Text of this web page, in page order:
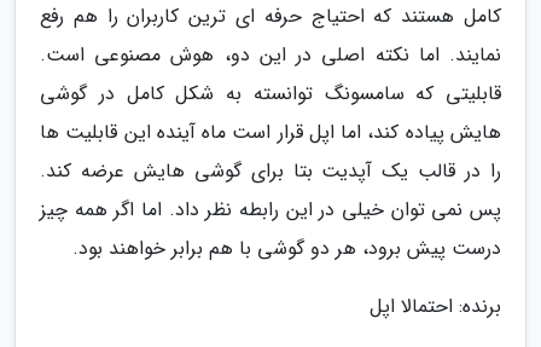
کامل هستند که احتیاج حرفه ای ترین کاربران را هم رفع
نمایند. اما نکته اصلی در این دو، هوش مصنوعی است.
قابلیتی که سامسونگ توانسته به شکل کامل در گوشی
هایش پیاده کند، اما اپل قرار است ماه آینده این قابلیت ها
را در قالب یک آپدیت بتا برای گوشی هایش عرضه کند.
پس نمی توان خیلی در این رابطه نظر داد. اما اگر همه چیز
درست پیش برود، هر دو گوشی با هم برابر خواهند بود.
برنده: احتمالا اپل